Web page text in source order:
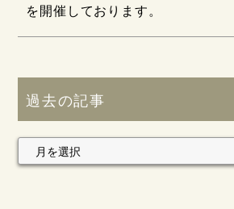
を開催しております。
過去の記事